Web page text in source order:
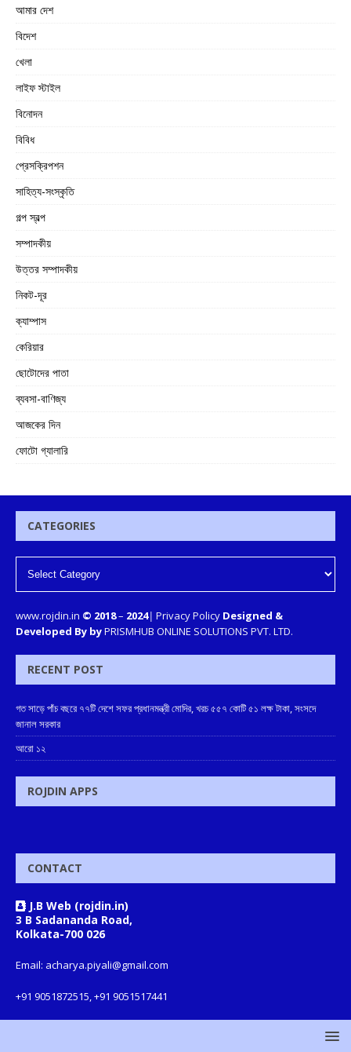
আমার দেশ
বিদেশ
খেলা
লাইফ স্টাইল
বিনোদন
বিবিধ
প্রেসক্রিপশন
সাহিত্য-সংস্কৃতি
গল্প স্বল্প
সম্পাদকীয়
উত্তর সম্পাদকীয়
নিকট-দূর
ক্যাম্পাস
কেরিয়ার
ছোটোদের পাতা
ব্যবসা-বাণিজ্য
আজকের দিন
ফোটো গ্যালারি
CATEGORIES
www.rojdin.in © 2018– 2024| Privacy Policy Designed &
Developed By byPRISMHUB ONLINE SOLUTIONS PVT. LTD.
RECENT POST
গত সাড়ে পাঁচ বছরে ৭৭টি দেশে সফর প্রধানমন্ত্রী মোদির, খরচ ৫৫৭ কোটি ৫১ লক্ষ টাকা, সংসদে
জানাল সরকার
আরো ১২
ROJDIN APPS
CONTACT
J.B Web (rojdin.in)
3 B Sadananda Road,
Kolkata-700 026
Email: acharya.piyali@gmail.com
+91 9051872515, +91 9051517441